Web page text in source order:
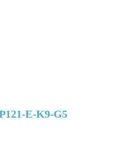
E-K9-G5